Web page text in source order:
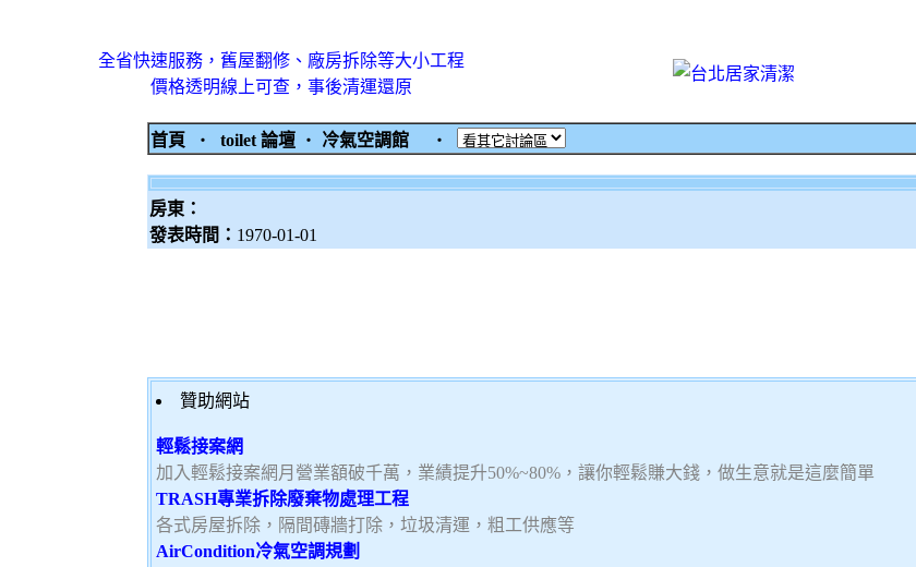
全省快速服務，舊屋翻修、廠房拆除等大小工程
價格透明線上可查，事後清運還原
首頁 ‧ toilet 論壇 ‧ 冷氣空調館 ‧
房東：
發表時間： 1970-01-01
贊助網站
輕鬆接案網
加入輕鬆接案網月營業額破千萬，業績提升50%~80%，讓你輕鬆賺大錢，做生意就是這麼簡單
TRASH專業拆除廢棄物處理工程
各式房屋拆除，隔間磚牆打除，垃圾清運，粗工供應等
AirCondition冷氣空調規劃